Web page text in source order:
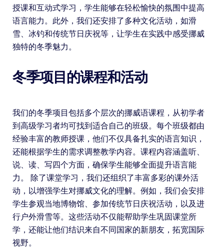
授课和互动式学习，学生能够在轻松愉快的氛围中提高
语言能力。此外，我们还安排了多种文化活动，如滑
雪、冰钓和传统节日庆祝等，让学生在实践中感受挪威
独特的冬季魅力。
冬季项目的课程和活动
我们的冬季项目包括多个层次的挪威语课程，从初学者
到高级学习者均可找到适合自己的班级。每个班级都由
经验丰富的教师授课，他们不仅具备扎实的语言知识，
还能根据学生的需求调整教学内容。课程内容涵盖听、
说、读、写四个方面，确保学生能够全面提升语言能
力。 除了课堂学习，我们还组织了丰富多彩的课外活
动，以增强学生对挪威文化的理解。例如，我们会安排
学生参观当地博物馆、参加传统节日庆祝活动，以及进
行户外滑雪等。这些活动不仅能帮助学生巩固课堂所
学，还能让他们结识来自不同国家的新朋友，拓宽国际
视野。